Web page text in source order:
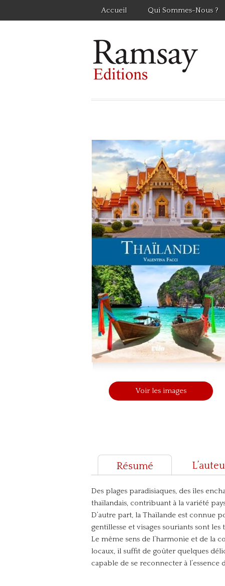
Accueil Qui Sommes-Nous ?
Voir les images
Résumé
Des plages paradisiaques, des îles
thaïlandais, contribuant à la variété
D’autre part, la Thaïlande est connue
gentillesse et visages souriants sont
Le même sens de l’harmonie et de la
locaux, il suffit de goûter quelques
capable de se reconnecter à